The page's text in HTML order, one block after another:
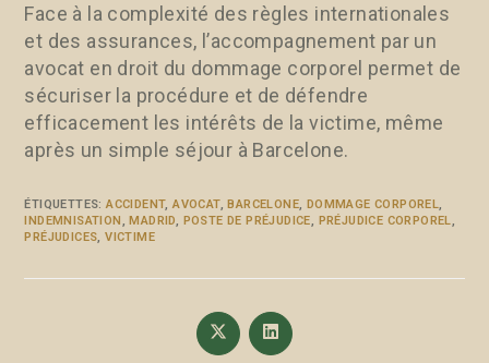
Face à la complexité des règles internationales
et des assurances, l’accompagnement par un
avocat en droit du dommage corporel permet de
sécuriser la procédure et de défendre
efficacement les intérêts de la victime, même
après un simple séjour à Barcelone.
ÉTIQUETTES:ACCIDENT, AVOCAT, BARCELONE, DOMMAGE CORPOREL,
INDEMNISATION, MADRID, POSTE DE PRÉJUDICE, PRÉJUDICE CORPOREL,
PRÉJUDICES, VICTIME